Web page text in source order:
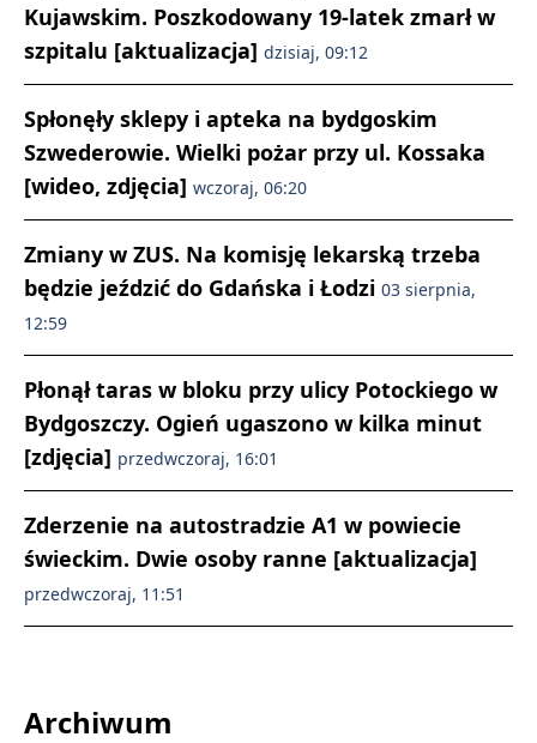
Kujawskim. Poszkodowany 19-latek zmarł w
szpitalu [aktualizacja] dzisiaj, 09:12
Spłonęły sklepy i apteka na bydgoskim
Szwederowie. Wielki pożar przy ul. Kossaka
[wideo, zdjęcia] wczoraj, 06:20
Zmiany w ZUS. Na komisję lekarską trzeba
będzie jeździć do Gdańska i Łodzi 03 sierpnia,
12:59
Płonął taras w bloku przy ulicy Potockiego w
Bydgoszczy. Ogień ugaszono w kilka minut
[zdjęcia] przedwczoraj, 16:01
Zderzenie na autostradzie A1 w powiecie
świeckim. Dwie osoby ranne [aktualizacja]
przedwczoraj, 11:51
Archiwum